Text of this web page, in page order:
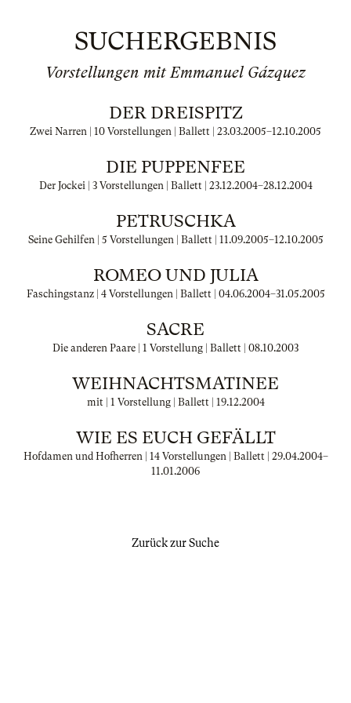
SUCHERGEBNIS
Vorstellungen mit Emmanuel Gázquez
DER DREISPITZ
Zwei Narren | 10 Vorstellungen | Ballett | 23.03.2005–12.10.2005
DIE PUPPENFEE
Der Jockei | 3 Vorstellungen | Ballett | 23.12.2004–28.12.2004
PETRUSCHKA
Seine Gehilfen | 5 Vorstellungen | Ballett | 11.09.2005–12.10.2005
ROMEO UND JULIA
Faschingstanz | 4 Vorstellungen | Ballett | 04.06.2004–31.05.2005
SACRE
Die anderen Paare | 1 Vorstellung | Ballett | 08.10.2003
WEIHNACHTSMATINEE
mit | 1 Vorstellung | Ballett | 19.12.2004
WIE ES EUCH GEFÄLLT
Hofdamen und Hofherren | 14 Vorstellungen | Ballett | 29.04.2004–
11.01.2006
Zurück zur Suche